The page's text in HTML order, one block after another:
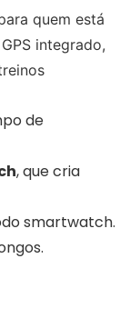
quem está
integrado,
de
, que cria
smartwatch.